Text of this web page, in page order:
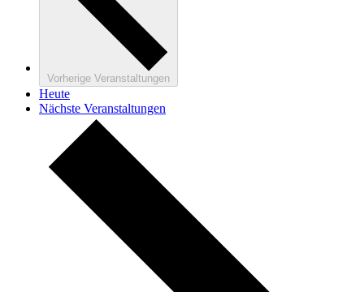
Vorherige Veranstaltungen
Heute
Nächste Veranstaltungen